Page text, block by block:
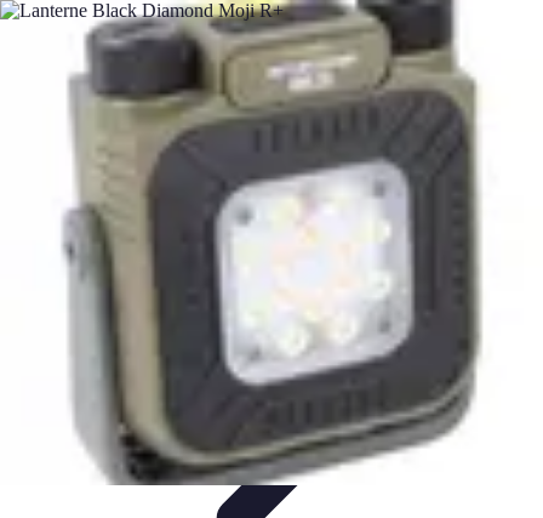
Relaxations Rapides
Techniques de RelaxationConseils PratiquesRoutine
Technologie Routines
Relaxations Rapides